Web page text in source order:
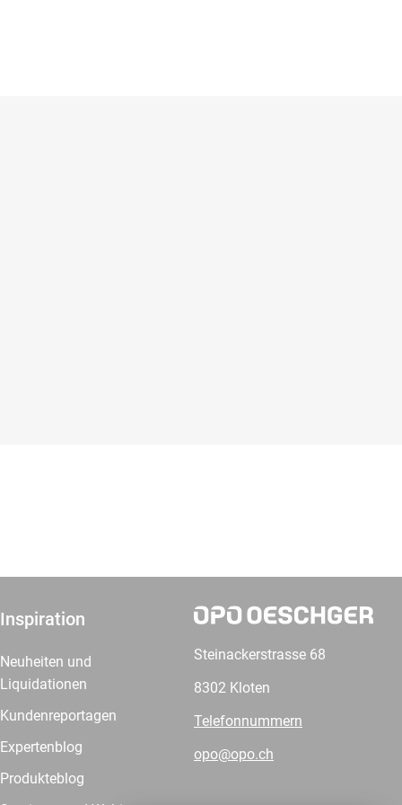
Inspiration
Neuheiten und
Liquidationen
Kundenreportagen
Expertenblog
Produkteblog
Steinackerstrasse 68
8302 Kloten
Telefonnummern
opo@opo.ch